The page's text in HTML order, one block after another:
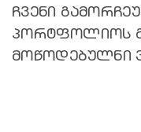
ჩვენი
პორტფოლიოს
მოწოდებულნი